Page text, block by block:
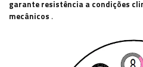
garante resistência a condições
mecânicos .